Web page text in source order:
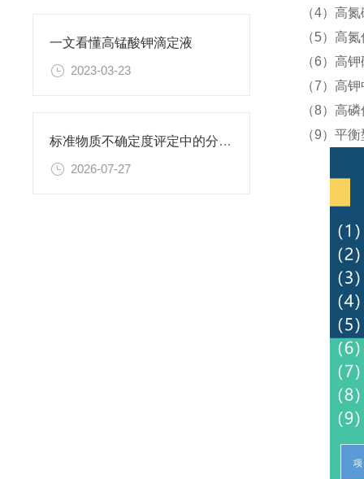
一文看懂高锰酸钾滴定液
2023-03-23
标准物质不确定度评定中的分量识别与量化计算方法
2026-07-27
（4）高
（5）高
（6）高
（7）高
（8）高
（9）平